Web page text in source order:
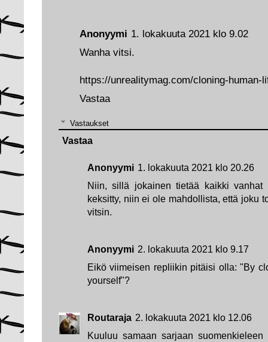
Anonyymi 1. lokakuuta 2021 klo 9.02
Wanha vitsi.
https://unrealitymag.com/cloning-human-
Vastaa
Vastaukset
Anonyymi 1. lokakuuta 2021 klo 20.26
Niin, sillä jokainen tietää kaikki
keksitty, niin ei ole mahdollista, että joku
vitsin.
Anonyymi 2. lokakuuta 2021 klo 9.17
Eikö viimeisen repliikin pitäisi olla: "By
yourself"?
Routaraja 2. lokakuuta 2021 klo 12.06
Kuuluu samaan sarjaan
Vastaa